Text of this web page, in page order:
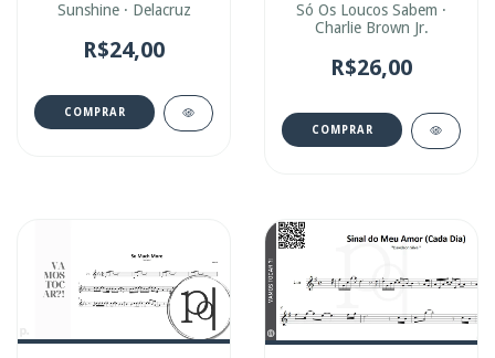
Sunshine · Delacruz
R$24,00
COMPRAR
Só Os Loucos Sabem ·
Charlie Brown Jr.
R$26,00
COMPRAR